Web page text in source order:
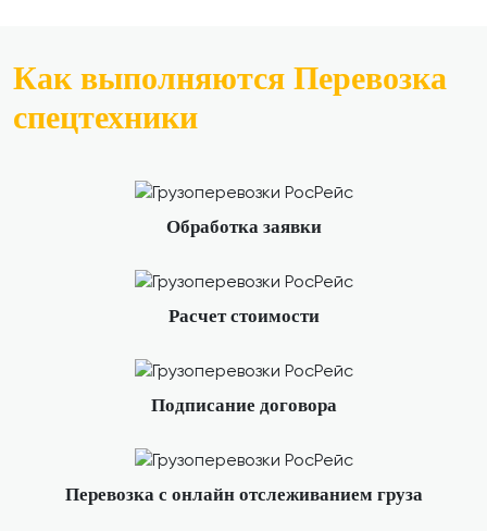
Как выполняются Перевозка
спецтехники
Обработка заявки
Расчет стоимости
Подписание договора
Перевозка с онлайн отслеживанием груза